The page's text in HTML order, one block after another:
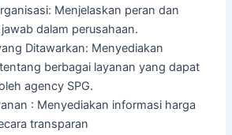
Menjelaskan peran dan
dalam perusahaan.
Ditawarkan: Menyediakan
berbagai layanan yang dapat
agency SPG.
: Menyediakan informasi harga
transparan